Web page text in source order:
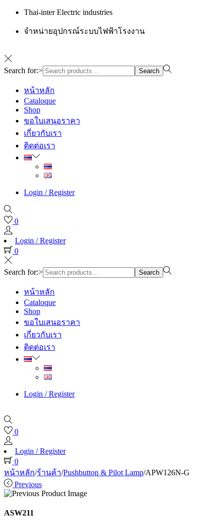
Thai-inter Electric industries
จำหน่ายอุปกรณ์ระบบไฟฟ้าโรงงาน
Search for:> Search
หน้าหลัก
Cataloque
Shop
ขอใบเสนอราคา
เกี่ยวกับเรา
ติดต่อเรา
Login / Register
0
Login / Register
0
Search for:> Search
หน้าหลัก
Cataloque
Shop
ขอใบเสนอราคา
เกี่ยวกับเรา
ติดต่อเรา
Login / Register
0
Login / Register
0
หน้าหลัก/ร้านค้า/Pushbutton & Pilot Lamp/APW126N-G
Previous
ASW211